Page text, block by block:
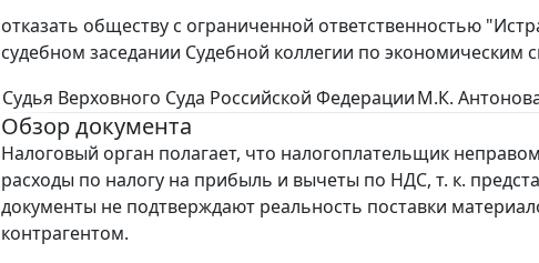
отказать обществу с ограниченной ответственностью
судебном заседании Судебной коллегии по экономическим
Судья Верховного Суда Российской ФедерацииМ.К.
Обзор документа
Налоговый орган полагает, что налогоплательщик
расходы по налогу на прибыль и вычеты по НДС, т. к.
документы не подтверждают реальность поставки
контрагентом.